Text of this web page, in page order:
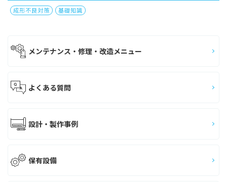
成形不良対策 基礎知識
メンテナンス・修理・改造メニュー
よくある質問
設計・製作事例
保有設備